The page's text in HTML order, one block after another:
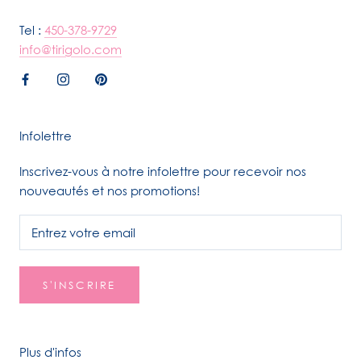
Tel : 450-378-9729
info@tirigolo.com
Infolettre
Inscrivez-vous à notre infolettre pour recevoir nos
nouveautés et nos promotions!
S'INSCRIRE
Plus d'infos